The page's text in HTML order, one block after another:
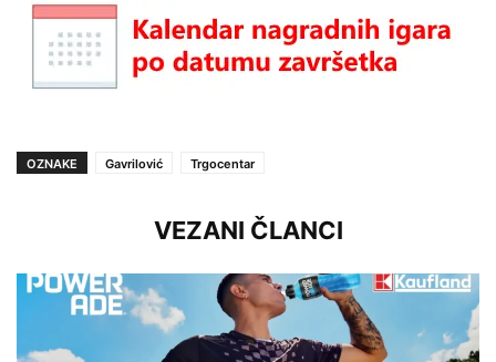
OZNAKE Gavrilović Trgocentar
VEZANI ČLANCI